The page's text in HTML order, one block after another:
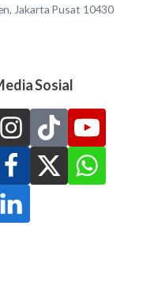
Jakarta Pusat 10430
Sosial